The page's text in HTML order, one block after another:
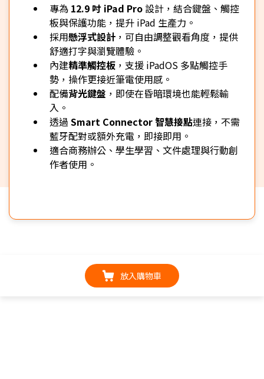
專為 12.9 吋 iPad Pro 設計，結合鍵盤、觸控
板與保護功能，提升 iPad 生產力。
採用懸浮式設計 ，可自由調整觀看角度，提供
舒適打字與瀏覽體驗。
內建精準觸控板 ，支援 iPadOS 多點觸控手
勢，操作更接近筆電使用感。
配備背光鍵盤 ，即使在昏暗環境也能輕鬆輸
入。
透過 Smart Connector 智慧接點連接，不需
藍牙配對或額外充電，即接即用。
適合商務辦公、學生學習、文件處理與行動創
作者使用。
放入購物車